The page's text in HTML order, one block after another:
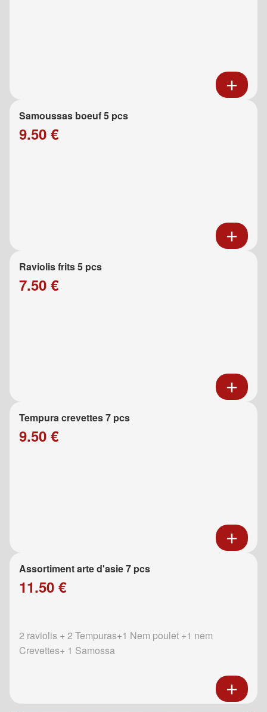
Samoussas boeuf 5 pcs
9.50 €
Raviolis frits 5 pcs
7.50 €
Tempura crevettes 7 pcs
9.50 €
Assortiment arte d'asie 7 pcs
11.50 €
2 raviolis + 2 Tempuras+1 Nem poulet +1 nem
Crevettes+ 1 Samossa